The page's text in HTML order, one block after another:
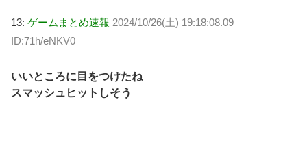
13: ゲームまとめ速報 2024/10/26(土) 19:18:08.09
ID:71h/eNKV0
いいところに目をつけたね
スマッシュヒットしそう